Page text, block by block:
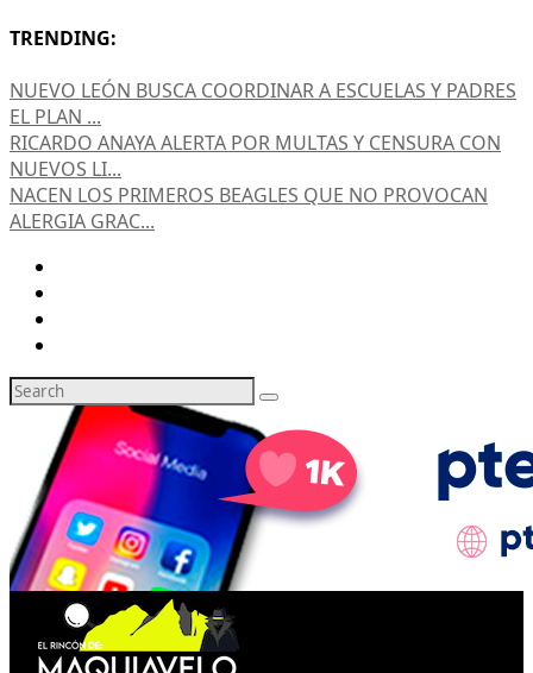
TRENDING:
NUEVO LEÓN BUSCA COORDINAR A ESCUELAS Y PADRES
EL PLAN ...
RICARDO ANAYA ALERTA POR MULTAS Y CENSURA CON
NUEVOS LI...
NACEN LOS PRIMEROS BEAGLES QUE NO PROVOCAN
ALERGIA GRAC...